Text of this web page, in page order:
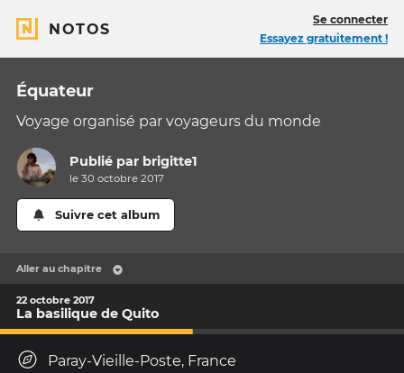
NOTOS
Se connecter
Essayez gratuitement !
Équateur
Voyage organisé par voyageurs du monde
Publié par brigitte1
le 30 octobre 2017
Suivre cet album
Aller au chapitre
22 octobre 2017
La basilique de Quito
Paray-Vieille-Poste, France